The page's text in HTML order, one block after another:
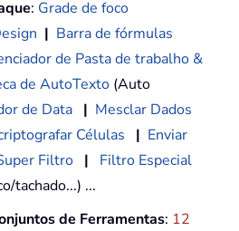
: Grade de foco
| Barra de fórmulas
de Pasta de trabalho &
de AutoTexto (Auto
de Data | Mesclar Dados
Células | Enviar
Filtro |
Filtro Especial
tachado...) ...
de Ferramentas: 12